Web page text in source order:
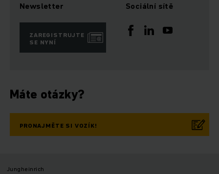
Newsletter
ZAREGISTRUJTE
SE NYNÍ
Sociální sítě
Máte otázky?
PRONAJMĚTE SI VOZÍK!
Jungheinrich